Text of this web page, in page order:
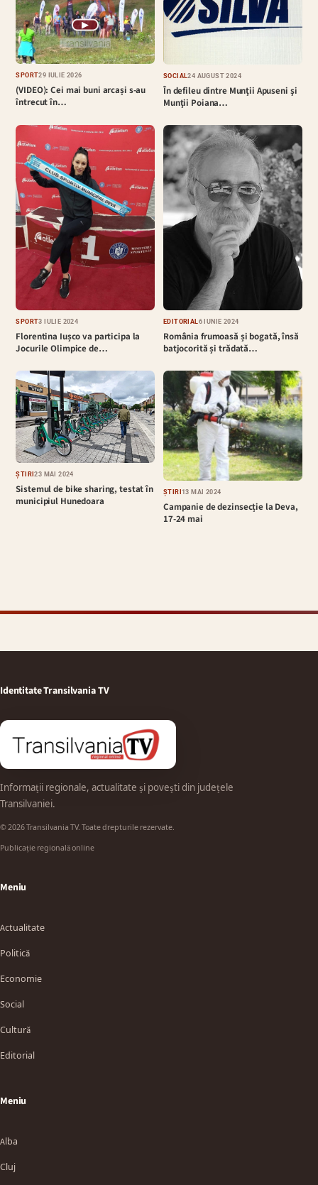
▶
SPORT29 IULIE 2026
(VIDEO): Cei mai buni arcași s-au
întrecut în…
SOCIAL24 AUGUST 2024
În defileu dintre Munţii Apuseni şi
Munţii Poiana…
SPORT3 IULIE 2024
Florentina Iușco va participa la
Jocurile Olimpice de…
EDITORIAL6 IUNIE 2024
România frumoasă și bogată, însă
batjocorită și trădată…
ȘTIRI23 MAI 2024
Sistemul de bike sharing, testat în
municipiul Hunedoara
ȘTIRI13 MAI 2024
Campanie de dezinsecție la Deva,
17-24 mai
Identitate Transilvania TV
Informații regionale, actualitate și povești din județele
Transilvaniei.
© 2026 Transilvania TV. Toate drepturile rezervate.
Publicație regională online
Meniu
Actualitate
Politică
Economie
Social
Cultură
Editorial
Meniu
Alba
Cluj